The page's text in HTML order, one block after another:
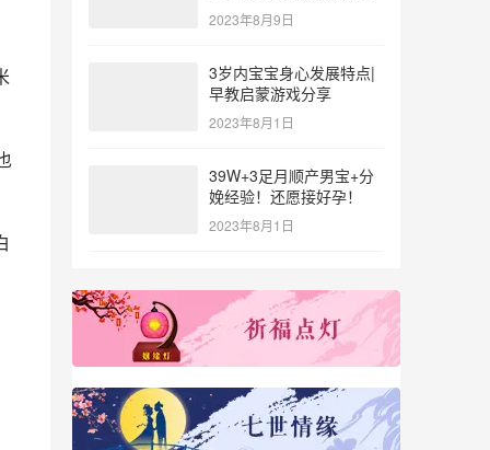
参与北体大专业普拉提教
练培训
2023年8月9日
3岁内宝宝身心发展特点|
早教启蒙游戏分享
2023年8月1日
39W+3足月顺产男宝+分
娩经验！还愿接好孕！
2023年8月1日